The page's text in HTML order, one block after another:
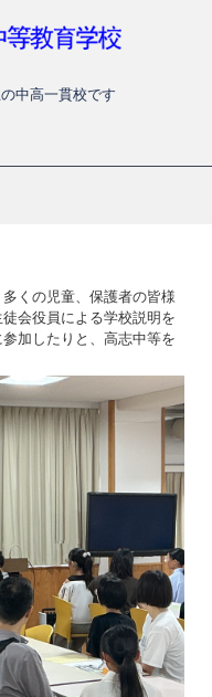
育学校
中高一貫校です
くの児童、保護者の皆様
会役員による学校説明を
加したりと、高志中等を